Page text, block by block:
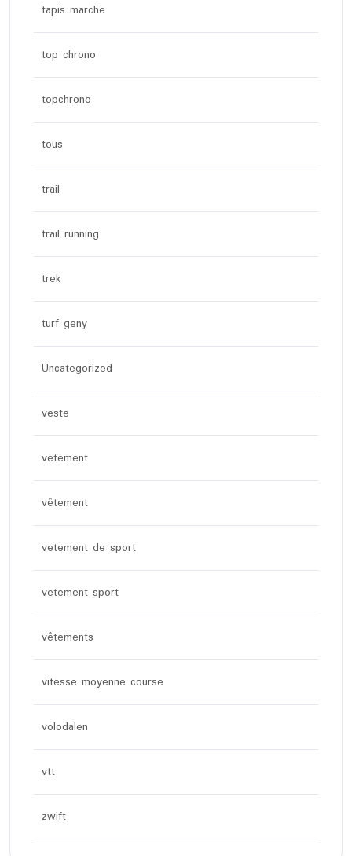
tapis marche
top chrono
topchrono
tous
trail
trail running
trek
turf geny
Uncategorized
veste
vetement
vêtement
vetement de sport
vetement sport
vêtements
vitesse moyenne course
volodalen
vtt
zwift